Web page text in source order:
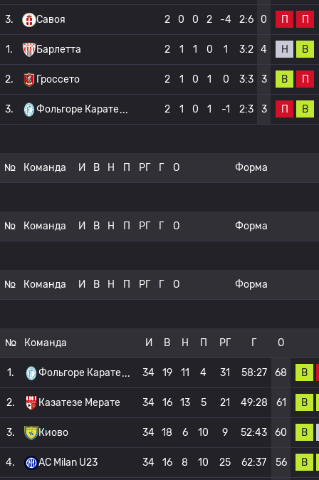
3. Савоя 2 0 0 2 -4 2:6 0 П П
1. Барлетта 2 1 1 0 1 3:2 4 Н В
2. Гроссето 2 1 0 1 0 3:3 3 В П
3. Фольгоре Карате 2 1 0 1 -1 2:3 3 П В
№ Команда И В Н П РГ Г О Форма
№ Команда И В Н П РГ Г О Форма
№ Команда И В Н П РГ Г О Форма
№ Команда И В Н П РГ Г О
1. Фольгоре Карате 34 19 11 4 31 58:27 68 В
2. Казатезе Мерате 34 16 13 5 21 49:28 61 В
3. Киово 34 18 6 10 9 52:43 60 В
4. AC Milan U23 34 16 8 10 25 62:37 56 В